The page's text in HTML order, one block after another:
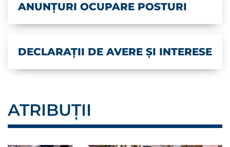
ANUNȚURI OCUPARE POSTURI
DECLARAȚII DE AVERE ȘI INTERESE
ATRIBUȚII